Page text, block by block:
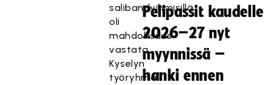
salibandyihmisillä
oli
mahdollisuus
vastata.
Kyselyn
työryhmä
Pelipassit kaudelle
2026–27 nyt
myynnissä –
hanki ennen